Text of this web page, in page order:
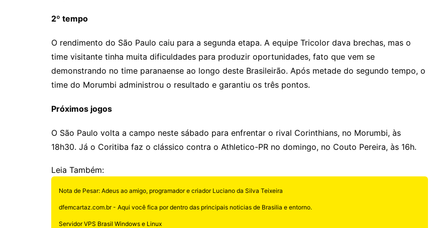
2º tempo
O rendimento do São Paulo caiu para a segunda etapa. A equipe Tricolor dava brechas, mas o
time visitante tinha muita dificuldades para produzir oportunidades, fato que vem se
demonstrando no time paranaense ao longo deste Brasileirão. Após metade do segundo tempo, o
time do Morumbi administrou o resultado e garantiu os três pontos.
Próximos jogos
O São Paulo volta a campo neste sábado para enfrentar o rival Corinthians, no Morumbi, às
18h30. Já o Coritiba faz o clássico contra o Athletico-PR no domingo, no Couto Pereira, às 16h.
Leia Também:
Nota de Pesar: Adeus ao amigo, programador e criador Luciano da Silva Teixeira
dfemcartaz.com.br - Aqui você fica por dentro das principais noticias de Brasilia e entorno.
Servidor VPS Brasil Windows e Linux